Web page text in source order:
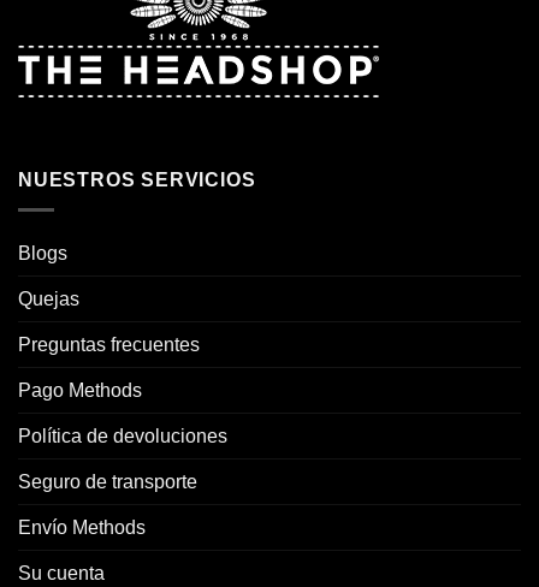
NUESTROS SERVICIOS
Blogs
Quejas
Preguntas frecuentes
Pago Methods
Política de devoluciones
Seguro de transporte
Envío Methods
Su cuenta